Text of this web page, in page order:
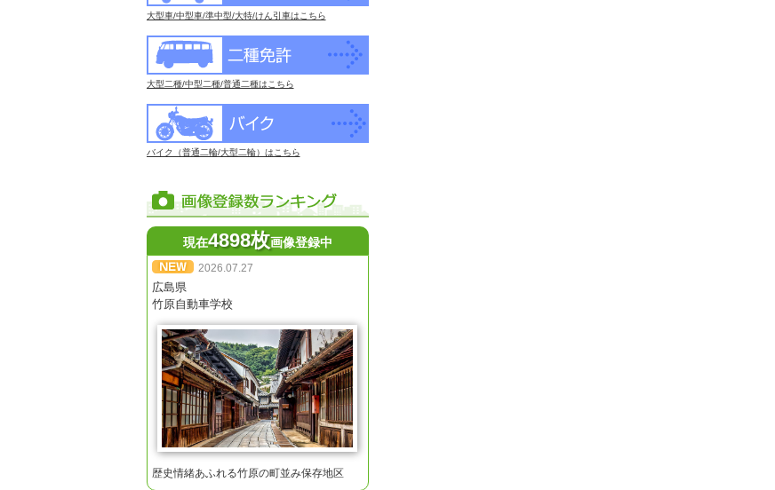
大型車/中型車/準中型/大特/けん引車はこちら
大型二種/中型二種/普通二種はこちら
バイク（普通二輪/大型二輪）はこちら
現在4898枚画像登録中
2026.07.27
広島県
竹原自動車学校
歴史情緒あふれる竹原の町並み保存地区